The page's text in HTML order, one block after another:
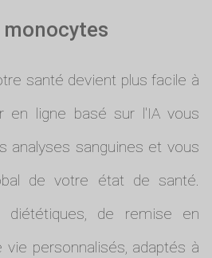
monocytes
santé devient plus facile à
en ligne basé sur l'IA vous
analyses sanguines et vous
de votre état de santé.
diététiques, de remise en
personnalisés, adaptés à